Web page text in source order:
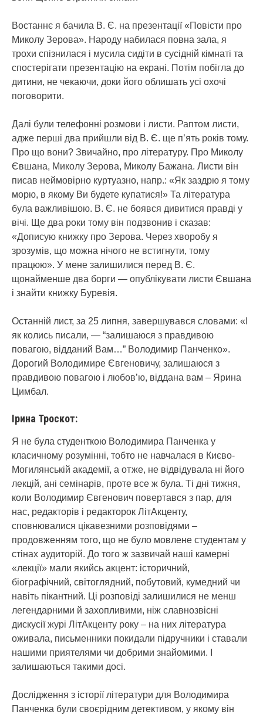
Востаннє я бачила В. Є. на презентації «Повісти про
Миколу Зерова». Народу набилася повна зала, я
трохи спізнилася і мусила сидіти в сусідній кімнаті та
спостерігати презентацію на екрані. Потім побігла до
дитини, не чекаючи, доки його облишать усі охочі
поговорити.
Далі були телефонні розмови і листи. Раптом листи,
адже перші два прийшли від В. Є. ще п’ять років тому.
Про що вони? Звичайно, про літературу. Про Миколу
Євшана, Миколу Зерова, Миколу Бажана. Листи він
писав неймовірно куртуазно, напр.: «Як заздрю я тому
морю, в якому Ви будете купатися!» Та література
була важливішою. В. Є. не боявся дивитися правді у
вічі. Ще два роки тому він подзвонив і сказав:
«Дописую книжку про Зерова. Через хворобу я
зрозумів, що можна нічого не встигнути, тому
працюю». У мене залишилися перед В. Є.
щонайменше два борги — опублікувати листи Євшана
і знайти книжку Буревія.
Останній лист, за 25 липня, завершувався словами: «І
як колись писали, — “залишаюся з правдивою
повагою, відданий Вам…” Володимир Панченко».
Дорогий Володимире Євгеновичу, залишаюся з
правдивою повагою і любов’ю, віддана вам – Ярина
Цимбал.
Ірина Троскот:
Я не була студенткою Володимира Панченка у
класичному розумінні, тобто не навчалася в Києво-
Могилянській академії, а отже, не відвідувала ні його
лекцій, ані семінарів, проте все ж була. Ті дні тижня,
коли Володимир Євгенович повертався з пар, для
нас, редакторів і редакторок ЛітАкценту,
сповнювалися цікавезними розповідями –
продовженням того, що не було мовлене студентам у
стінах аудиторій. До того ж зазвичай наші камерні
«лекції» мали якийсь акцент: історичний,
біографічний, світоглядний, побутовий, кумедний чи
навіть пікантний. Ці розповіді залишилися не менш
легендарними й захопливими, ніж славнозвісні
дискусії журі ЛітАкценту року – на них література
оживала, письменники покидали підручники і ставали
нашими приятелями чи добрими знайомими. І
залишаються такими досі.
Дослідження з історії літератури для Володимира
Панченка були своєрідним детективом, у якому він